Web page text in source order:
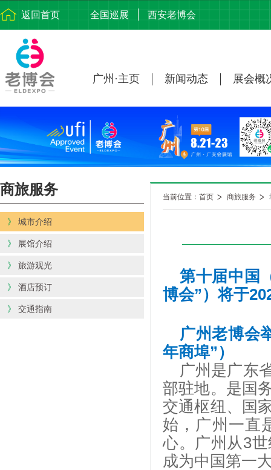
返回首页 全国巡展 西安老博会
广州·主页 新闻动态 展会概
商旅服务
》 城市介绍
》 展馆介绍
》 旅游观光
》 酒店预订
》 交通指南
当前位置：首页 商旅服务
第十届中国
博会”）将于
广州老博会
年商埠”）
广州是广东
部驻地。是国
交通枢纽、国
始，广州一直
心。广州从3
成为中国第一